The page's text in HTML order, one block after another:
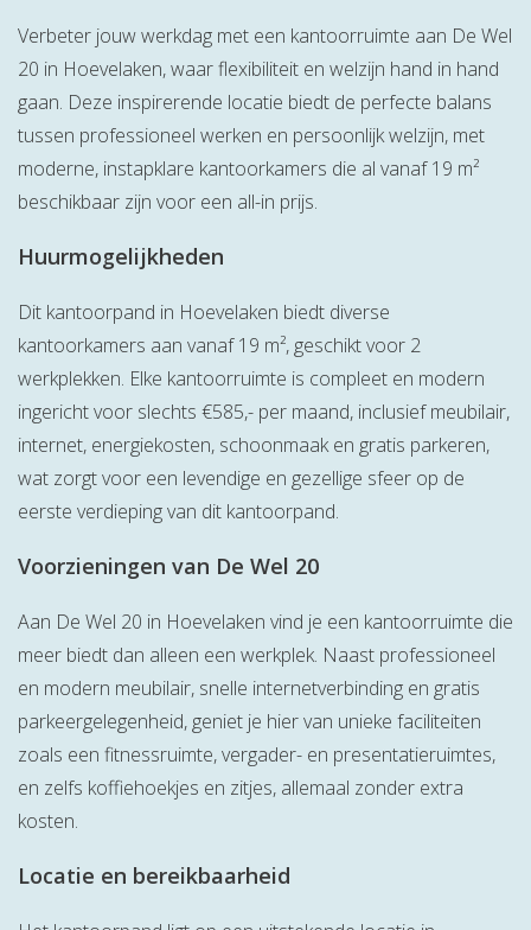
Verbeter jouw werkdag met een kantoorruimte aan De Wel
20 in Hoevelaken, waar flexibiliteit en welzijn hand in hand
gaan. Deze inspirerende locatie biedt de perfecte balans
tussen professioneel werken en persoonlijk welzijn, met
moderne, instapklare kantoorkamers die al vanaf 19 m²
beschikbaar zijn voor een all-in prijs.
Huurmogelijkheden
Dit kantoorpand in Hoevelaken biedt diverse
kantoorkamers aan vanaf 19 m², geschikt voor 2
werkplekken. Elke kantoorruimte is compleet en modern
ingericht voor slechts €585,- per maand, inclusief meubilair,
internet, energiekosten, schoonmaak en gratis parkeren,
wat zorgt voor een levendige en gezellige sfeer op de
eerste verdieping van dit kantoorpand.
Voorzieningen van De Wel 20
Aan De Wel 20 in Hoevelaken vind je een kantoorruimte die
meer biedt dan alleen een werkplek. Naast professioneel
en modern meubilair, snelle internetverbinding en gratis
parkeergelegenheid, geniet je hier van unieke faciliteiten
zoals een fitnessruimte, vergader- en presentatieruimtes,
en zelfs koffiehoekjes en zitjes, allemaal zonder extra
kosten.
Locatie en bereikbaarheid